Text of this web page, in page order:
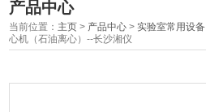
产品中心
当前位置： 主页 > 产品中心 >实验室常用设备
心机（石油离心）--长沙湘仪